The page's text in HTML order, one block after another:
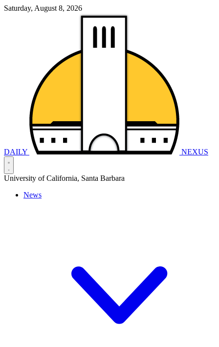
Saturday, August 8, 2026
DAILY NEXUS
University of California, Santa Barbara
News